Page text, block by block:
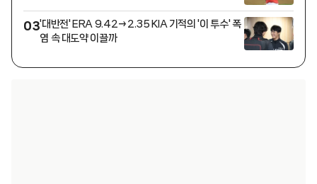
03'대반전' ERA 9.42→2.35 KIA 기적의 '이 투수' 폭
염 속 대도약 이끌까